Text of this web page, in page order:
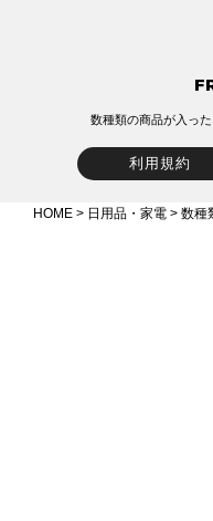
数種類の商品が入っ
利用規約
HOME > 日用品・家電 > 数種